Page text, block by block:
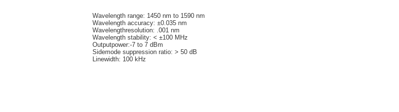
Wavelength range: 1450 nm to 1590 nm
Wavelength accuracy: ±0.035 nm
Wavelengthresolution: .001 nm
Wavelength stability: < ±100 MHz
Outputpower:-7 to 7 dBm
Sidemode suppression ratio: > 50 dB
Linewidth: 100 kHz